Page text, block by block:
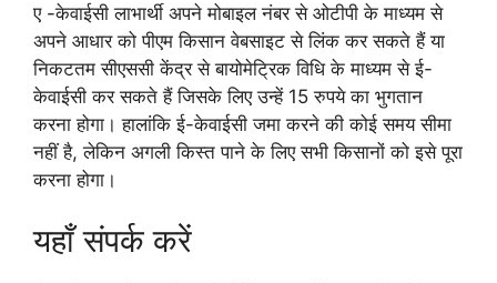
ए -केवाईसी लाभार्थी अपने मोबाइल नंबर से ओटीपी के माध्यम से
अपने आधार को पीएम किसान वेबसाइट से लिंक कर सकते हैं या
निकटतम सीएससी केंद्र से बायोमेट्रिक विधि के माध्यम से ई-
केवाईसी कर सकते हैं जिसके लिए उन्हें 15 रुपये का भुगतान
करना होगा। हालांकि ई-केवाईसी जमा करने की कोई समय सीमा
नहीं है, लेकिन अगली किस्त पाने के लिए सभी किसानों को इसे पूरा
करना होगा।
यहाँ संपर्क करें